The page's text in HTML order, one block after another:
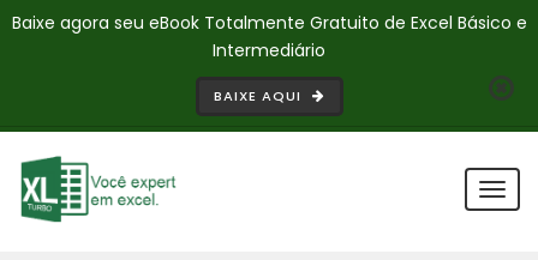
Baixe agora seu eBook Totalmente Gratuito de Excel Básico e
Intermediário
BAIXE AQUI